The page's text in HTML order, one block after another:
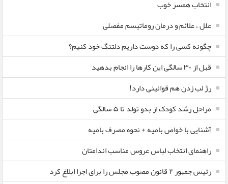
انتخاب همسر خوب
علل ، علائم و درمان روماتیسم مفصلی
چگونه کسی را که دوست داریم دلتنگ خود کنیم؟
قبل از ۳۰ سالگی این کارها را انجام بدهید
رژ لب زدن هم قوانینی دارد!
مراحل رشد کودک از بدو تولد تا ۵ سالگی
آشنایی با خواص بامیه + نحوه مصرف بامیه
راهنمای انتخاب لباس عروس مناسب اندامتان
رئیس جمهور ۲ قانون مصوب مجلس را برای اجرا ابلاغ کرد